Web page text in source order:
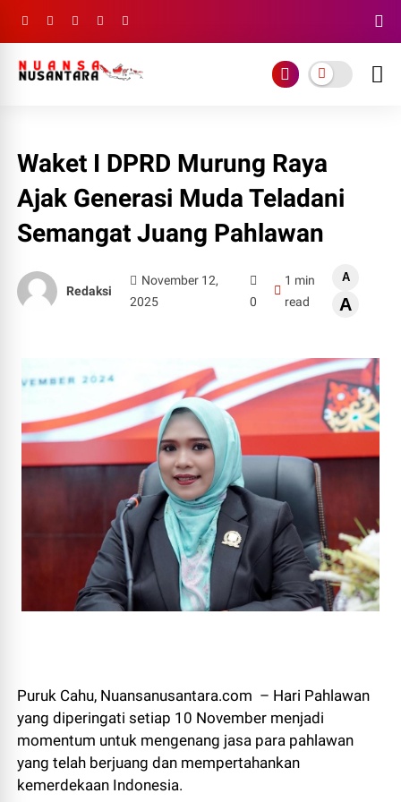
Waket I DPRD Murung Raya
Ajak Generasi Muda Teladani
Semangat Juang Pahlawan
Redaksi
November 12,
2025
0
1 min
read
A
A
Puruk Cahu, Nuansanusantara.com – Hari Pahlawan
yang diperingati setiap 10 November menjadi
momentum untuk mengenang jasa para pahlawan
yang telah berjuang dan mempertahankan
kemerdekaan Indonesia.